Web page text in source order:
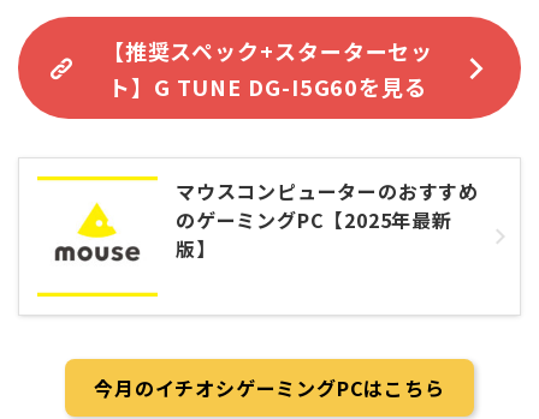
【推奨スペック+スターターセッ
ト】 G TUNE DG-I5G60を見る
マウスコンピューターのおすすめ
のゲーミングPC【2025年最新
版】
今月のイチオシゲーミングPCはこちら